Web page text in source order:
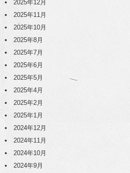
2025年12月
2025年11月
2025年10月
2025年8月
2025年7月
2025年6月
2025年5月
2025年4月
2025年2月
2025年1月
2024年12月
2024年11月
2024年10月
2024年9月